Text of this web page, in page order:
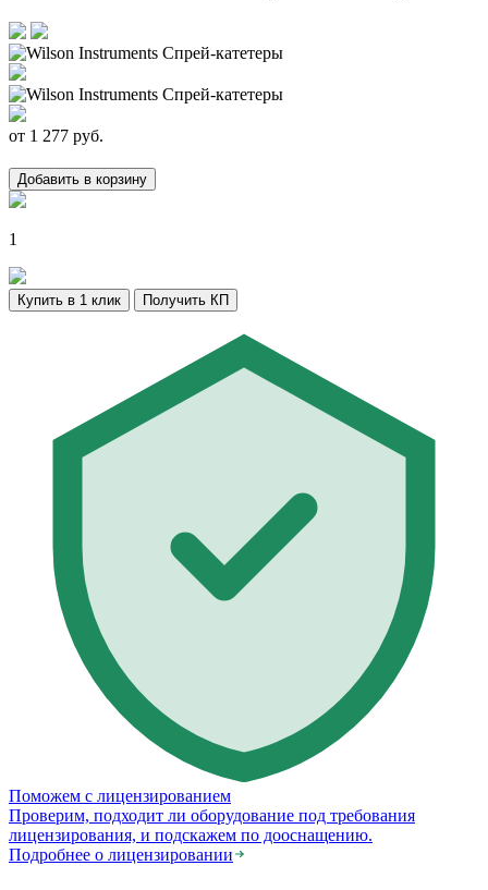
от 1 277 руб.
Добавить в корзину
1
Купить в 1 клик Получить КП
Поможем с лицензированием
Проверим, подходит ли оборудование под требования
лицензирования, и подскажем по дооснащению.
Подробнее о лицензировании